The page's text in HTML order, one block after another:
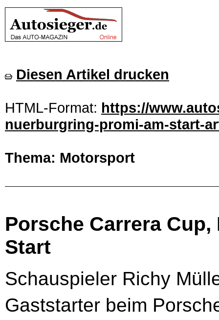
Diesen Artikel drucken
HTML-Format: https://
nuerburgring-promi-am-start-
Thema: Motorsport
Porsche Carrera
Start
Schauspieler Richy
Gaststarter beim